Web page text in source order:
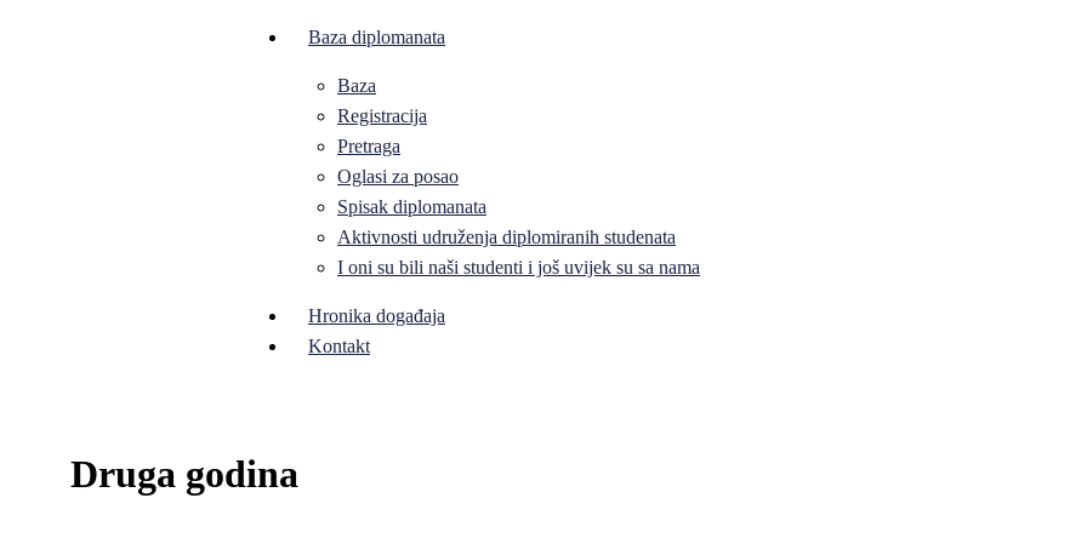
Baza diplomanata
Baza
Registracija
Pretraga
Oglasi za posao
Spisak diplomanata
Aktivnosti udruženja diplomiranih studenata
I oni su bili naši studenti i još uvijek su sa nama
Hronika događaja
Kontakt
Druga godina